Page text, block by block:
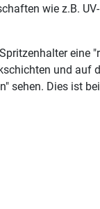
wie z.B.
eine
und auf
sehen. Dies ist